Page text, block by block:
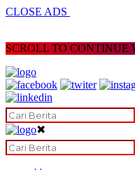
CLOSE ADS
SCROLL TO CONTINUE
✖